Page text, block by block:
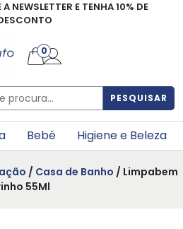
NEWSLETTER E TENHA 10% DE
PESQUISAR
0
Bebé Higiene e Beleza
/ Casa de Banho / Limpabem
55Ml